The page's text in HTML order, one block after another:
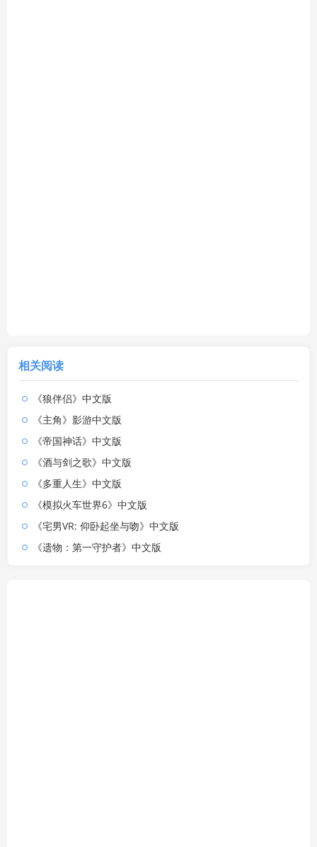
相关阅读
《狼伴侣》中文版
《主角》影游中文版
《帝国神话》中文版
《酒与剑之歌》中文版
《多重人生》中文版
《模拟火车世界6》中文版
《宅男VR: 仰卧起坐与吻》中文版
《遗物：第一守护者》中文版